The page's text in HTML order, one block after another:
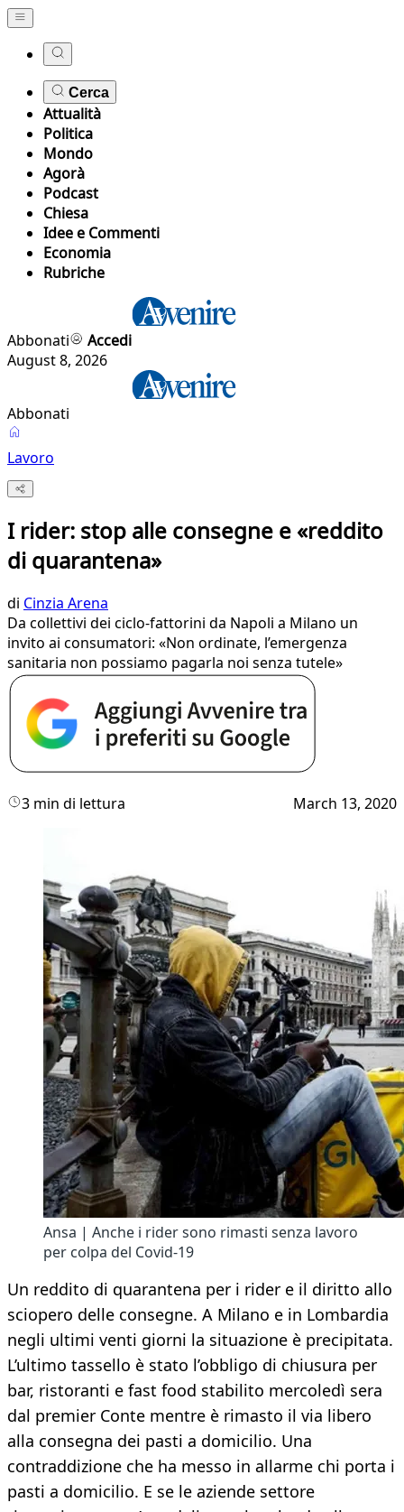
Cerca
Attualità
Politica
Mondo
Agorà
Podcast
Chiesa
Idee e Commenti
Economia
Rubriche
Abbonati
Accedi
August 8, 2026
Abbonati
Lavoro
I rider: stop alle consegne e «reddito
di quarantena»
di Cinzia Arena
Da collettivi dei ciclo-fattorini da Napoli a Milano un
invito ai consumatori: «Non ordinate, l’emergenza
sanitaria non possiamo pagarla noi senza tutele»
3 min di lettura March 13, 2020
Ansa | Anche i rider sono rimasti senza lavoro
per colpa del Covid-19
Un reddito di quarantena per i rider e il diritto allo
sciopero delle consegne. A Milano e in Lombardia
negli ultimi venti giorni la situazione è precipitata.
L’ultimo tassello è stato l’obbligo di chiusura per
bar, ristoranti e fast food stabilito mercoledì sera
dal premier Conte mentre è rimasto il via libero
alla consegna dei pasti a domicilio. Una
contraddizione che ha messo in allarme chi porta i
pasti a domicilio. E se le aziende settore